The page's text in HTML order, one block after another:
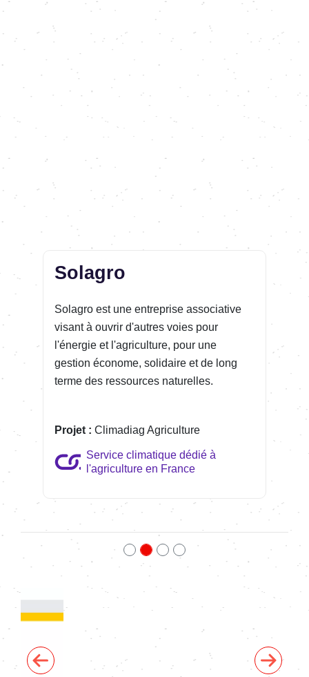
Solagro
Solagro est une entreprise associative
visant à ouvrir d'autres voies pour
l'énergie et l'agriculture, pour une
gestion économe, solidaire et de long
terme des ressources naturelles.
Projet : Clima­diag Agri­cul­ture
Service climatique dédié à
l'agriculture en France
Previous Next